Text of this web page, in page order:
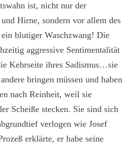
ist, nicht nur der
Hirne, sondern vor allem des
blutiger Waschzwang! Die
aggressive Sentimentalität
Kehrseite ihres Sadismus…sie
bringen müssen und haben
nach Reinheit, weil sie
Scheiße stecken. Sie sind sich
verlogen wie Josef
erklärte, er habe seine